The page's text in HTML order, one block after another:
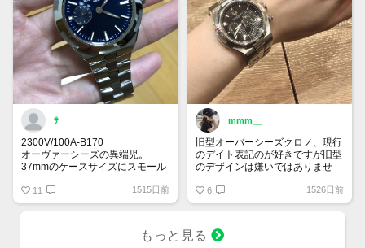
ｻ
2300V/100A-B170
オーヴァーシーズの異端児。
37mmのケースサイズにスモール
ル。
現行モデルの41mmが大きいと思
既に廃盤となっており、生産期間
11 1515日前
mmm__
旧型オーバーシーズクロノ、現行
のデイト表記のが好きですが旧型
のデザインは嫌いではありませ
6 1526日前
もっと見る